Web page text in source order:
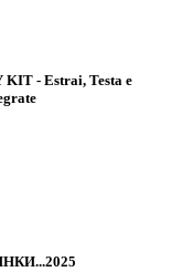
KIT - Estrai, Testa e